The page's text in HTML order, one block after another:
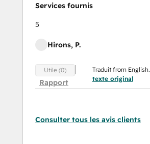
Services fournis
5
Hirons, P.
Utile (0)
Rapport
Traduit from English.
texte original
Consulter tous les avis clients